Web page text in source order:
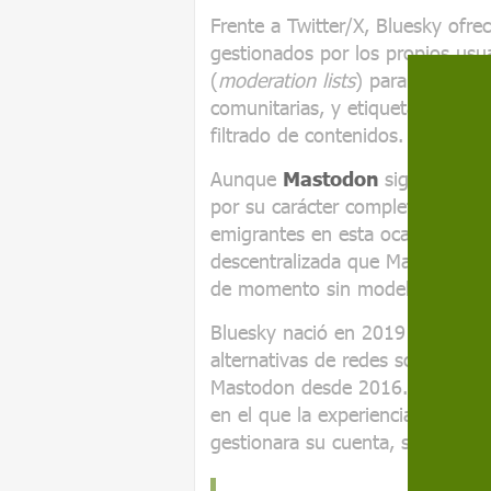
Frente a Twitter/X, Bluesky
gestionados por los propios
(moderation lists) para el
comunitarias, y etiquetadores (
filtrado de contenidos.
Aunque Mastodon siga siendo
por su carácter completamente
emigrantes en esta ocasión se
descentralizada que Mastodon
de momento sin modelo de
Bluesky nació en 2019 como
alternativas de redes sociales
Mastodon desde 2016. Pero el
en el que la experiencia de
gestionara su cuenta, sino que